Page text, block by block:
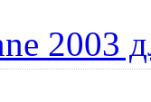
2003